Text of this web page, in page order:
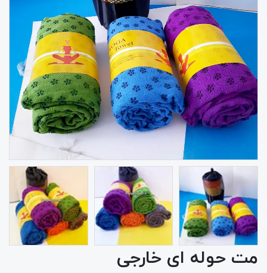
مت حوله ای خارجی